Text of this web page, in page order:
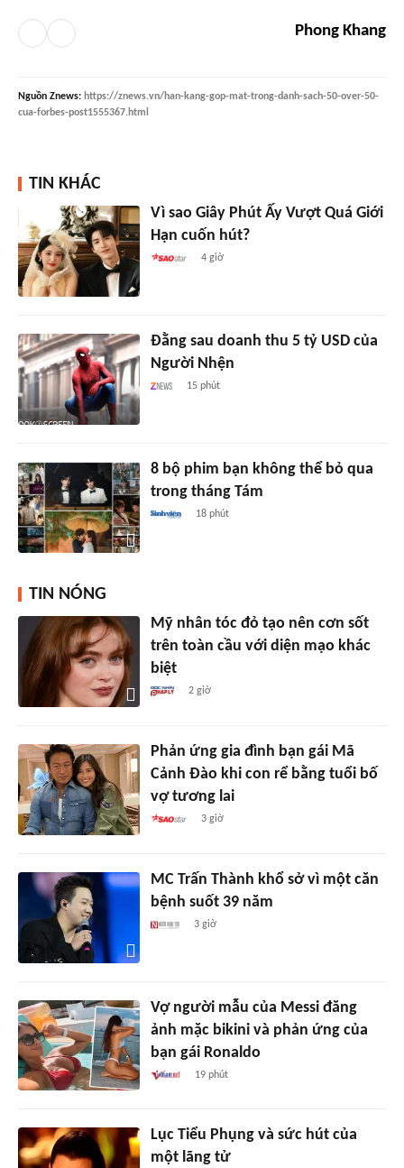
Phong Khang
Nguồn Znews: https://znews.vn/han-kang-gop-mat-trong-danh-sach-50-over-50-
cua-forbes-post1555367.html
TIN KHÁC
Vì sao Giây Phút Ấy Vượt Quá Giới
Hạn cuốn hút?
4 giờ
Đằng sau doanh thu 5 tỷ USD của
Người Nhện
15 phút
8 bộ phim bạn không thể bỏ qua
trong tháng Tám
18 phút
TIN NÓNG
Mỹ nhân tóc đỏ tạo nên cơn sốt
trên toàn cầu với diện mạo khác
biệt
2 giờ
Phản ứng gia đình bạn gái Mã
Cảnh Đào khi con rể bằng tuổi bố
vợ tương lai
3 giờ
MC Trấn Thành khổ sở vì một căn
bệnh suốt 39 năm
3 giờ
Vợ người mẫu của Messi đăng
ảnh mặc bikini và phản ứng của
bạn gái Ronaldo
19 phút
Lục Tiểu Phụng và sức hút của
một lãng tử